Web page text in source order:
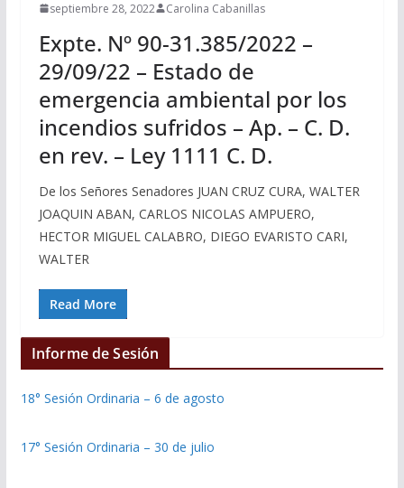
septiembre 28, 2022 Carolina Cabanillas
Expte. Nº 90-31.385/2022 –
29/09/22 – Estado de
emergencia ambiental por los
incendios sufridos – Ap. – C. D.
en rev. – Ley 1111 C. D.
De los Señores Senadores JUAN CRUZ CURA, WALTER
JOAQUIN ABAN, CARLOS NICOLAS AMPUERO,
HECTOR MIGUEL CALABRO, DIEGO EVARISTO CARI,
WALTER
Read More
Informe de Sesión
18° Sesión Ordinaria – 6 de agosto
17° Sesión Ordinaria – 30 de julio